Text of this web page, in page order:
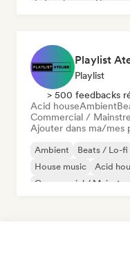
Playlist
Playlist
> 500 feedbacks
Acid houseAmbient
Commercial /
Ajouter dans ma/mes
Ambient Beats / Lo-fi
House music
Acid
Commercial /